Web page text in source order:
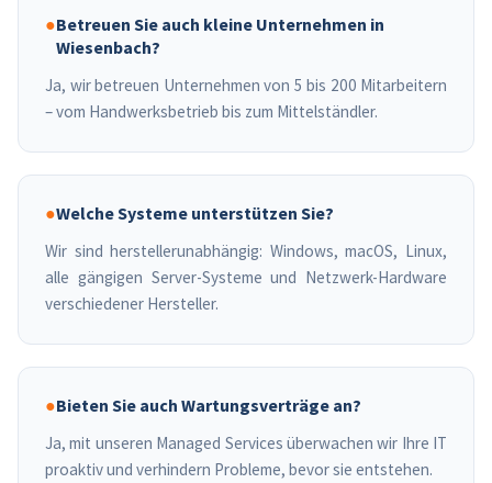
●Betreuen Sie auch kleine Unternehmen in
Wiesenbach?
Ja, wir betreuen Unternehmen von 5 bis 200 Mitarbeitern
– vom Handwerksbetrieb bis zum Mittelständler.
●Welche Systeme unterstützen Sie?
Wir sind herstellerunabhängig: Windows, macOS, Linux,
alle gängigen Server-Systeme und Netzwerk-Hardware
verschiedener Hersteller.
●Bieten Sie auch Wartungsverträge an?
Ja, mit unseren Managed Services überwachen wir Ihre IT
proaktiv und verhindern Probleme, bevor sie entstehen.